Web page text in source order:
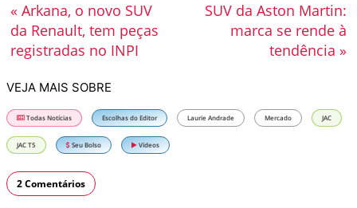
SUV da Aston Martin:
marca se rende à
tendência »
« Arkana, o novo SUV
da Renault, tem peças
registradas no INPI
VEJA MAIS SOBRE
Todas Notícias Escolhas do Editor Laurie Andrade Mercado JAC
JAC T5 Seu Bolso Vídeos
2 Comentários